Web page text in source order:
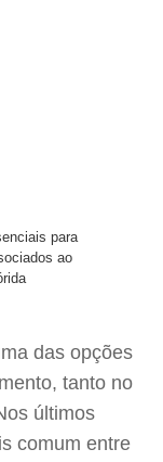
para
ao
das opções
tanto no
últimos
comum entre